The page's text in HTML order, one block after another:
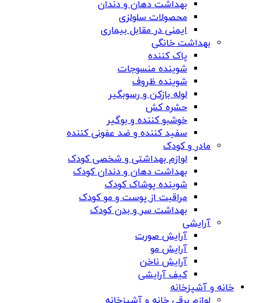
بهداشت دهان و دندان
محصولات سلولزی
ایمنی در مقابل بیماری
بهداشت خانگی
پاک کننده
شوینده منسوجات
شوینده ظروف
لوله بازکن و رسوبگیر
حشره کش
خوشبو کننده و بوگیر
سفید کننده و ضد عفونی کننده
مادر و کودک
لوازم بهداشتی و شخصی کودک
بهداشت دهان و دندان کودک
شوینده پوشاک کودک
مراقبت از پوست و مو کودک
بهداشت سر و بدن کودک
آرایشی
آرایش صورت
آرایش مو
آرایش ناخن
کیف آرایشی
خانه و آشپزخانه